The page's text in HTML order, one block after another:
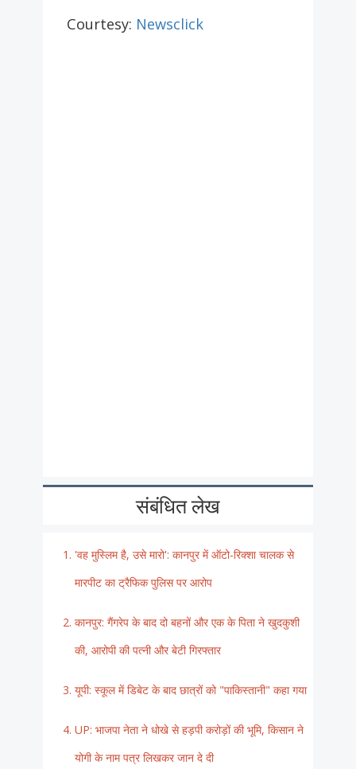
Courtesy: Newsclick
संबंधित लेख
'वह मुस्लिम है, उसे मारो': कानपुर में ऑटो-रिक्शा चालक से
मारपीट का ट्रैफिक पुलिस पर आरोप
कानपुर: गैंगरेप के बाद दो बहनों और एक के पिता ने खुदकुशी
की, आरोपी की पत्नी और बेटी गिरफ्तार
यूपी: स्कूल में डिबेट के बाद छात्रों को "पाकिस्तानी" कहा गया
UP: भाजपा नेता ने धोखे से हड़पी करोड़ों की भूमि, किसान ने
योगी के नाम पत्र लिखकर जान दे दी